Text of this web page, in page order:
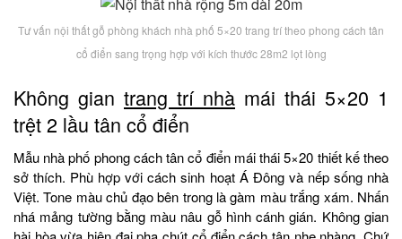
Tư vấn nội thất gỗ phòng khách nhà phố 5×20 trang trí theo phong cách tân
cổ điển sang trọng hợp với kích thước 28m2 lọt lòng
Không gian trang trí nhà mái thái 5×20 1
trệt 2 lầu tân cổ điển
Mẫu nhà phố phong cách tân cổ điển mái thái 5×20 thiết kế theo
sở thích. Phù hợp với cách sinh hoạt Á Đông và nếp sống nhà
Việt. Tone màu chủ đạo bên trong là gàm màu trắng xám. Nhấn
nhá mảng tường bằng màu nâu gỗ hình cánh gián. Không gian